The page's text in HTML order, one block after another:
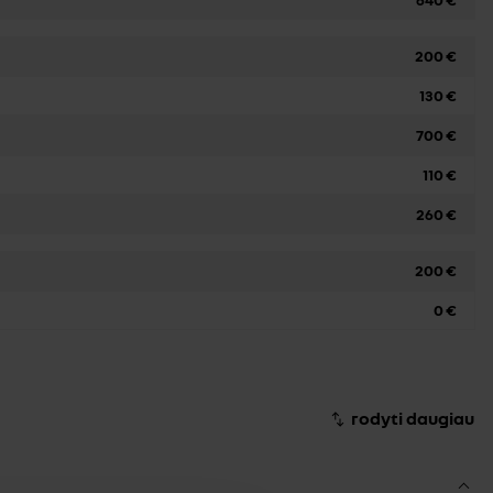
200 €
130 €
700 €
110 €
260 €
200 €
0 €